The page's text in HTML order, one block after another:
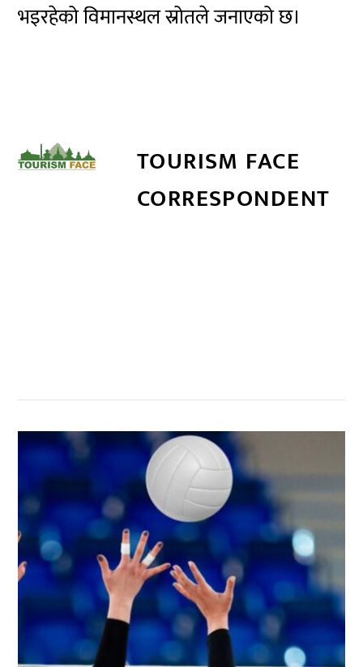
भइरहेको विमानस्थल स्रोतले जनाएको छ।
TOURISM FACE
CORRESPONDENT
,